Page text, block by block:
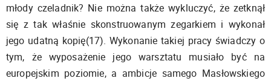
młody czeladnik? Nie można także wykluczyć, że zetknął
się z tak właśnie skonstruowanym zegarkiem i wykonał
jego udatną kopię(17). Wykonanie takiej pracy świadczy o
tym, że wyposażenie jego warsztatu musiało być na
europejskim poziomie, a ambicje samego Masłowskiego